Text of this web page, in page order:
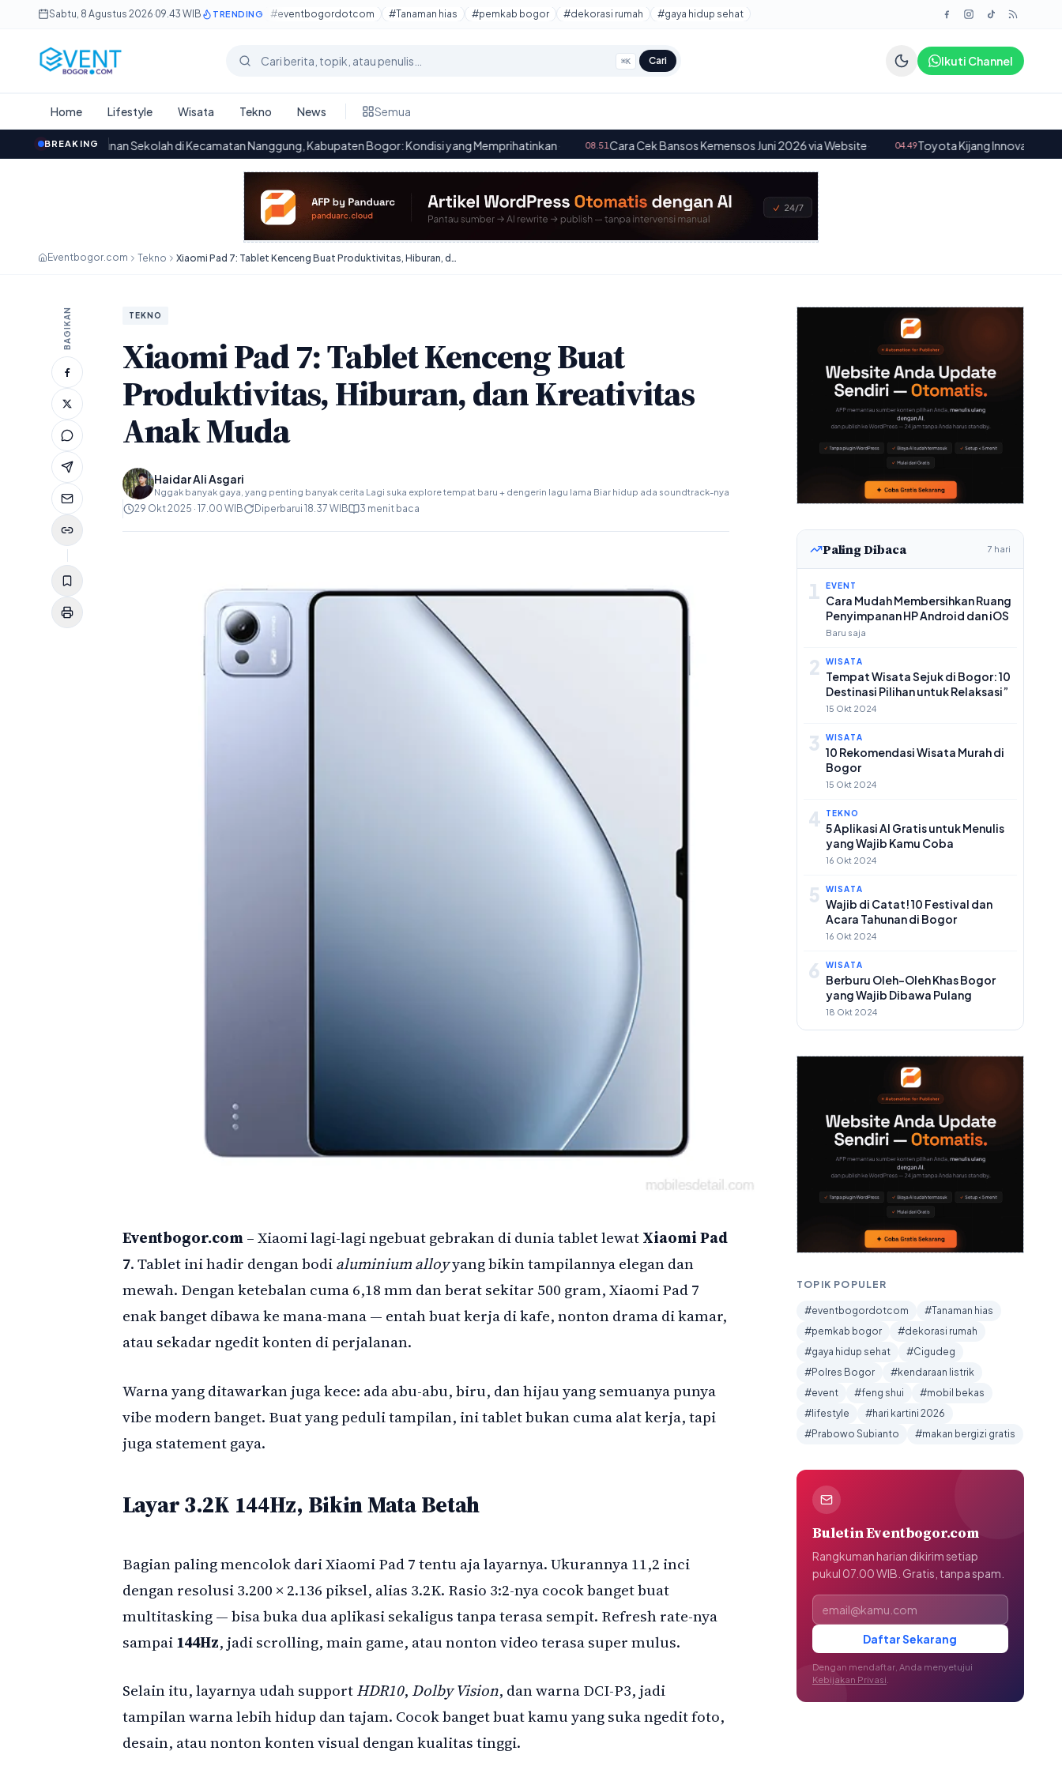
Lewati ke konten utama
Sabtu, 8 Agustus 2026·09.43 WIB TRENDING #eventbogordotcom #Tanaman hias #pemkab bogor #dekorasi rumah #gaya hidup sehat
Cari berita ⌘K Cari Ikuti Channel
Home Lifestyle Wisata Tekno News Semua
BREAKING
Bangunan Sekolah di Kecamatan Nanggung, Kabupaten Bogor: Kondisi yang Memprihatinkan· 08.51Cara Cek Bansos Kemensos Juni 2026 via Website· 04.49Toyota Kijang Innova V Diesel 2014:
Eventbogor.com Tekno Xiaomi Pad 7: Tablet Kenceng Buat Produktivitas, Hiburan, dan Kreativitas Anak Muda
BAGIKAN TEKNO
Xiaomi Pad 7: Tablet Kenceng Buat
Produktivitas, Hiburan, dan Kreativitas
Anak Muda
Haidar Ali Asgari
Nggak banyak gaya, yang penting banyak cerita Lagi suka explore tempat baru + dengerin lagu lama Biar hidup ada soundtrack-nya
29 Okt 2025 · 17.00 WIB Diperbarui 18.37 WIB 3 menit baca
Eventbogor.com– Xiaomi lagi-lagi ngebuat gebrakan di dunia tablet lewatXiaomi Pad
7. Tablet ini hadir dengan bodialuminium alloyyang bikin tampilannya elegan dan
mewah. Dengan ketebalan cuma 6,18 mm dan berat sekitar 500 gram, Xiaomi Pad 7
enak banget dibawa ke mana-mana — entah buat kerja di kafe, nonton drama di kamar,
atau sekadar ngedit konten di perjalanan.
Warna yang ditawarkan juga kece: ada abu-abu, biru, dan hijau yang semuanya punya
vibe modern banget. Buat yang peduli tampilan, ini tablet bukan cuma alat kerja, tapi
juga statement gaya.
Layar 3.2K 144Hz, Bikin Mata Betah
Bagian paling mencolok dari Xiaomi Pad 7 tentu aja layarnya. Ukurannya 11,2 inci
dengan resolusi 3.200 × 2.136 piksel, alias 3.2K. Rasio 3:2-nya cocok banget buat
multitasking — bisa buka dua aplikasi sekaligus tanpa terasa sempit. Refresh rate-nya
sampai144Hz, jadi scrolling, main game, atau nonton video terasa super mulus.
Selain itu, layarnya udah supportHDR10, Dolby Vision, dan warna DCI-P3, jadi
tampilan warna lebih hidup dan tajam. Cocok banget buat kamu yang suka ngedit foto,
desain, atau nonton konten visual dengan kualitas tinggi.
Paling Dibaca 7 hari
1 EVENT
Cara Mudah Membersihkan Ruang
Penyimpanan HP Android dan iOS
Baru saja
2 WISATA
Tempat Wisata Sejuk di Bogor: 10
Destinasi Pilihan untuk Relaksasi”
15 Okt 2024
3 WISATA
10 Rekomendasi Wisata Murah di
Bogor
15 Okt 2024
4 TEKNO
5 Aplikasi AI Gratis untuk Menulis
yang Wajib Kamu Coba
16 Okt 2024
5 WISATA
Wajib di Catat! 10 Festival dan
Acara Tahunan di Bogor
16 Okt 2024
6 WISATA
Berburu Oleh-Oleh Khas Bogor
yang Wajib Dibawa Pulang
18 Okt 2024
TOPIK POPULER
#eventbogordotcom
#Tanaman hias
#pemkab bogor
#dekorasi rumah
#gaya hidup sehat
#Cigudeg
#Polres Bogor
#kendaraan listrik
#event
#feng shui
#mobil bekas
#lifestyle
#hari kartini 2026
#Prabowo Subianto
#makan bergizi gratis
Buletin Eventbogor.com
Rangkuman harian dikirim setiap
pukul 07.00 WIB. Gratis, tanpa spam.
Alamat email
Daftar Sekarang
Dengan mendaftar, Anda menyetujui
Kebijakan Privasi